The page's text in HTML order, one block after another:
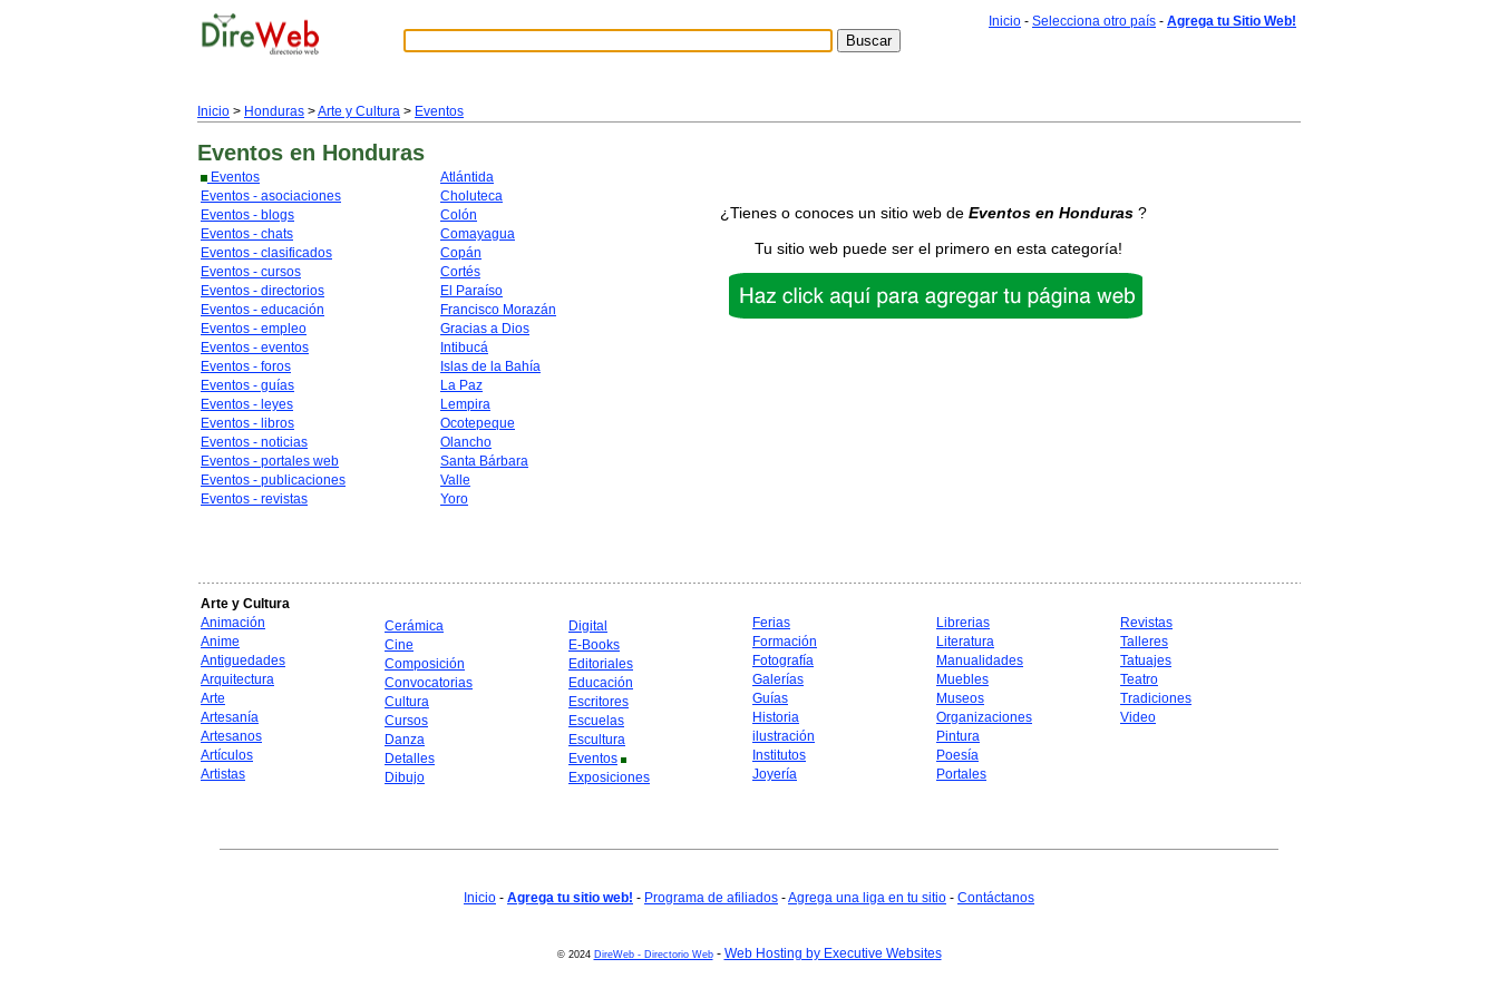
Inicio - Selecciona otro país - Agrega tu Sitio Web!
Inicio > Honduras >Arte y Cultura > Eventos
Eventos en Honduras
Eventos
Eventos - asociaciones
Eventos - blogs
Eventos - chats
Eventos - clasificados
Eventos - cursos
Eventos - directorios
Eventos - educación
Eventos - empleo
Eventos - eventos
Eventos - foros
Eventos - guías
Eventos - leyes
Eventos - libros
Eventos - noticias
Eventos - portales web
Eventos - publicaciones
Eventos - revistas
Atlántida
Choluteca
Colón
Comayagua
Copán
Cortés
El Paraíso
Francisco Morazán
Gracias a Dios
Intibucá
Islas de la Bahía
La Paz
Lempira
Ocotepeque
Olancho
Santa Bárbara
Valle
Yoro
¿Tienes o conoces un sitio web de Eventos en Honduras ?
Tu sitio web puede ser el primero en esta categoría!
Arte y Cultura
Animación
Anime
Antiguedades
Arquitectura
Arte
Artesanía
Artesanos
Artículos
Artistas
Cerámica
Cine
Composición
Convocatorias
Cultura
Cursos
Danza
Detalles
Dibujo
Digital
E-Books
Editoriales
Educación
Escritores
Escuelas
Escultura
Eventos
Exposiciones
Ferias
Formación
Fotografía
Galerías
Guías
Historia
ilustración
Institutos
Joyería
Librerias
Literatura
Manualidades
Muebles
Museos
Organizaciones
Pintura
Poesía
Portales
Revistas
Talleres
Tatuajes
Teatro
Tradiciones
Video
Inicio - Agrega tu sitio web! - Programa de afiliados -Agrega una liga en tu sitio - Contáctanos
© 2024 DireWeb - Directorio Web- Web Hosting by Executive Websites